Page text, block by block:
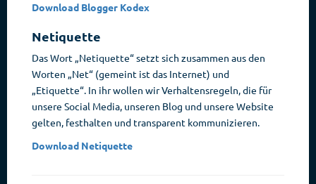
Download Blogger Kodex
Netiquette
Das Wort „Netiquette“ setzt sich zusammen aus den
Worten „Net“ (gemeint ist das Internet) und
„Etiquette“. In ihr wollen wir Verhaltensregeln, die für
unsere Social Media, unseren Blog und unsere Website
gelten, festhalten und transparent kommunizieren.
Download Netiquette